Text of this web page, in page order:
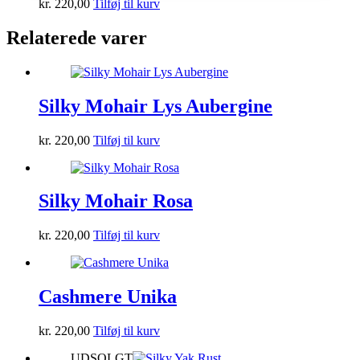
kr. 220,00 Tilføj til kurv
Relaterede varer
Silky Mohair Lys Aubergine
kr. 220,00 Tilføj til kurv
Silky Mohair Rosa
kr. 220,00 Tilføj til kurv
Cashmere Unika
kr. 220,00 Tilføj til kurv